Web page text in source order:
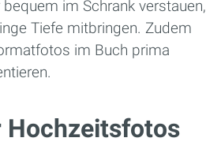
im Schrank verstauen,
Tiefe mitbringen. Zudem
im Buch prima
Hochzeitsfotos